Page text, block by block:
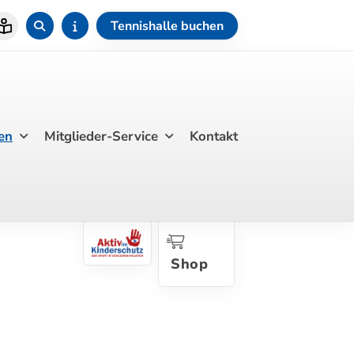
Tennishalle buchen
Mitglieder-Service Kontakt
Shop